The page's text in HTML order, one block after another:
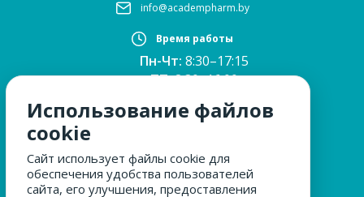
info@academpharm.by
Время работы
Пн-Чт: 8:30–17:15
ПТ:8:30–16:00
12:30–13:00
Сб, Вс:выходные
МЫ ЗА БЕЗОПАСНОСТЬ
Использование файлов
cookie
Сайт использует файлы cookie для
обеспечения удобства пользователей
сайта, его улучшения, предоставления